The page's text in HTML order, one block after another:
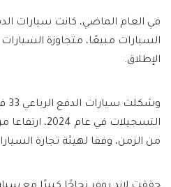
في العام الماضي، كانت سيارات
السيارات مبيعًا، متجاوزة
الإطلاق.
من الزمن، وفقا لهيئة تجارة